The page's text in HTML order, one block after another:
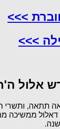
>>>
>>>
אלול
תתאה, ותשרי
ממשיכה